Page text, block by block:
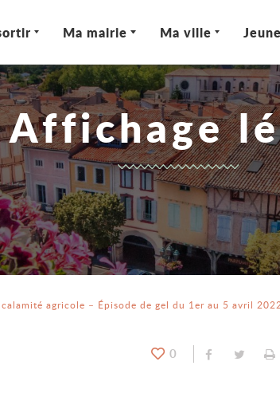
Ma mairie Ma ville
Affichage
agricole – Épisode de gel du 1er au 5 avril 2022
0 Partager